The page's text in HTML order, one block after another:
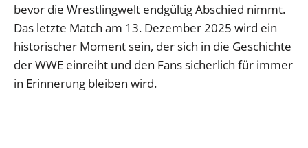
bevor die Wrestlingwelt endgültig Abschied nimmt.
Das letzte Match am 13. Dezember 2025 wird ein
historischer Moment sein, der sich in die Geschichte
der WWE einreiht und den Fans sicherlich für immer
in Erinnerung bleiben wird.